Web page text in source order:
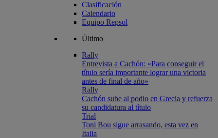
Clasificación
Calendario
Equipo Repsol
Último
Rally
Entrevista a Cachón: «Para conseguir el
título sería importante lograr una victoria
antes de final de año»
Rally
Cachón sube al podio en Grecia y refuerza
su candidatura al título
Trial
Toni Bou sigue arrasando, esta vez en
Italia